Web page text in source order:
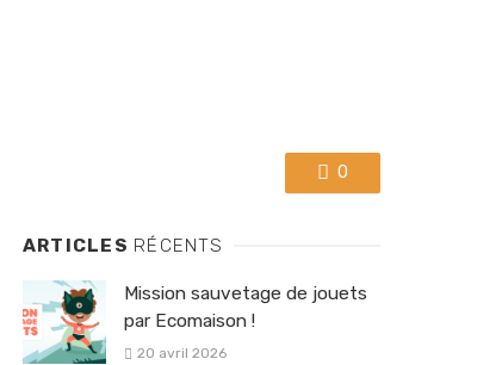
0
ARTICLES RÉCENTS
Mission sauvetage de jouets
par Ecomaison !
20 avril 2026